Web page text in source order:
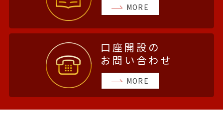
MORE
口座開設の
お問い合わせ
MORE